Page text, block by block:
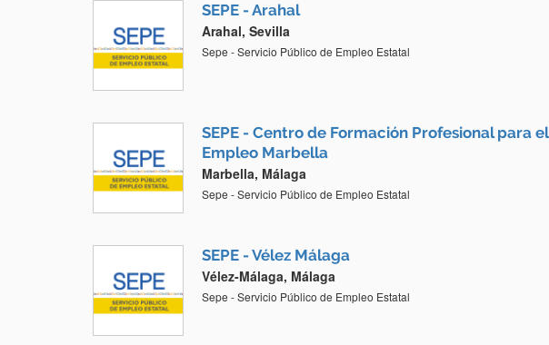
SEPE - Arahal
Arahal, Sevilla
Sepe - Servicio Público de Empleo Estatal
SEPE - Centro de Formación Profesional para el
Empleo Marbella
Marbella, Málaga
Sepe - Servicio Público de Empleo Estatal
SEPE - Vélez Málaga
Vélez-Málaga, Málaga
Sepe - Servicio Público de Empleo Estatal